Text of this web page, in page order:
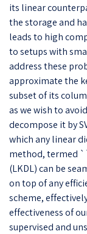
its linear
the storage and
leads to high
to setups with
address these
approximate the
subset of its
as we wish to
decompose it by
which any linear
method, termed
(LKDL) can be
on top of any
scheme,
effectiveness of
supervised and